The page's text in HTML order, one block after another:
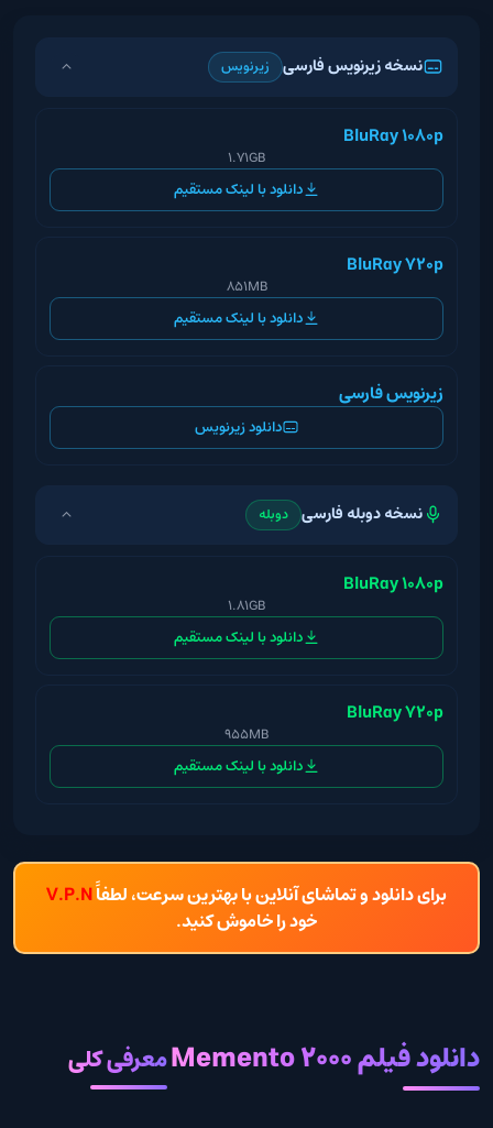
نسخه زیرنویس فارسی زیرنویس
BluRay 1080p
1.71GB
دانلود با لینک مستقیم
BluRay 720p
851MB
دانلود با لینک مستقیم
زیرنویس فارسی
دانلود زیرنویس
نسخه دوبله فارسی دوبله
BluRay 1080p
1.81GB
دانلود با لینک مستقیم
BluRay 720p
955MB
دانلود با لینک مستقیم
برای دانلود و تماشای آنلاین با بهترین سرعت، لطفاًV.P.N
خود را خاموش کنید.
دانلود فیلم Memento 2000 معرفی کلی